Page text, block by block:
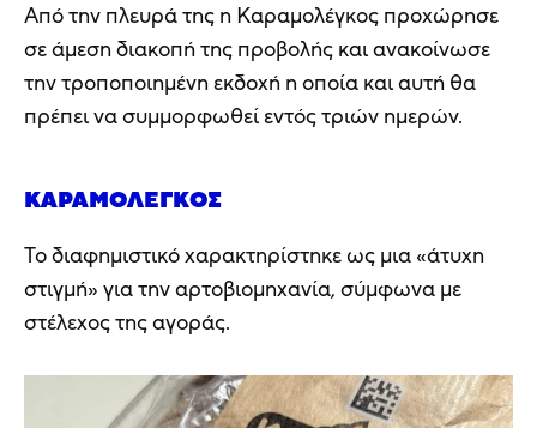
Από την πλευρά της η Καραμολέγκος προχώρησε
σε άμεση διακοπή της προβολής και ανακοίνωσε
την τροποποιημένη εκδοχή η οποία και αυτή θα
πρέπει να συμμορφωθεί εντός τριών ημερών.
ΚΑΡΑΜΟΛΈΓΚΟΣ
Το διαφημιστικό χαρακτηρίστηκε ως μια «άτυχη
στιγμή» για την αρτοβιομηχανία, σύμφωνα με
στέλεχος της αγοράς.